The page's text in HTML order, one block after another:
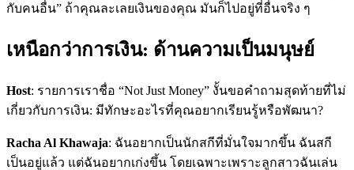
กับคนอื่น” ถ้าคุณละเลยเงินของคุณ มันก็ไปอยู่ที่อื่นจริง ๆ
เหนือกว่าการเงิน: ด้านความเป็นมนุษย์
Host: รายการเราชื่อ “Not Just Money” งั้นขอคำถามสุดท้ายที่ไม่
เกี่ยวกับการเงิน: มีทักษะอะไรที่คุณอยากเรียนรู้หรือพัฒนา?
Racha Al Khawaja: ฉันอยากเป็นนักสกีที่มั่นใจมากขึ้น ฉันสกี
เป็นอยู่แล้ว แต่ฉันอยากเก่งขึ้น โดยเฉพาะเพราะลูกสาวฉันเล่น